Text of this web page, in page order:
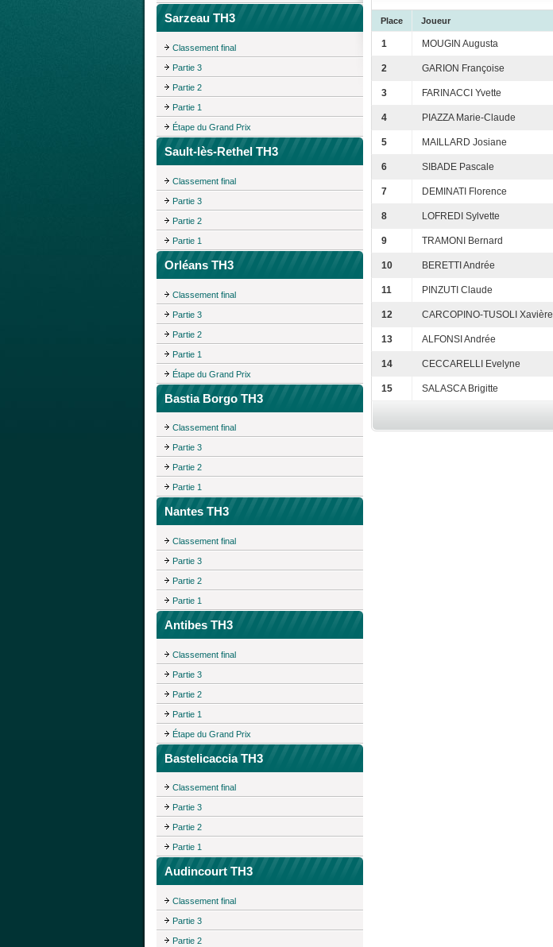
Sarzeau TH3
Classement final
Partie 3
Partie 2
Partie 1
Étape du Grand Prix
Sault-lès-Rethel TH3
Classement final
Partie 3
Partie 2
Partie 1
Orléans TH3
Classement final
Partie 3
Partie 2
Partie 1
Étape du Grand Prix
Bastia Borgo TH3
Classement final
Partie 3
Partie 2
Partie 1
Nantes TH3
Classement final
Partie 3
Partie 2
Partie 1
Antibes TH3
Classement final
Partie 3
Partie 2
Partie 1
Étape du Grand Prix
Bastelicaccia TH3
Classement final
Partie 3
Partie 2
Partie 1
Audincourt TH3
Classement final
Partie 3
Partie 2
Place Joueur
1 MOUGIN Augusta
2 GARION Françoise
3 FARINACCI Yvette
4 PIAZZA Marie-Claude
5 MAILLARD Josiane
6 SIBADE Pascale
7 DEMINATI Florence
8 LOFREDI Sylvette
9 TRAMONI Bernard
10 BERETTI Andrée
11 PINZUTI Claude
12 CARCOPINO-TUSOLI Xavière
13 ALFONSI Andrée
14 CECCARELLI Evelyne
15 SALASCA Brigitte